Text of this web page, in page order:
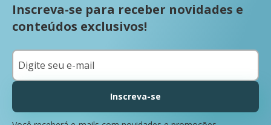
Inscreva-se para receber novidades e
conteúdos exclusivos!
Inscreva-se